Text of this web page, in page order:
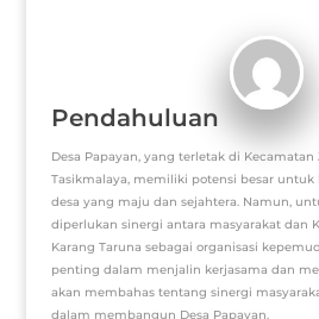
Pendahuluan
Desa Papayan, yang terletak di Kecamatan
Tasikmalaya, memiliki potensi besar
desa yang maju dan sejahtera. Namun,
diperlukan sinergi antara masyarakat dan
Karang Taruna sebagai organisasi
penting dalam menjalin kerjasama dan
akan membahas tentang sinergi
dalam membangun Desa Papayan.